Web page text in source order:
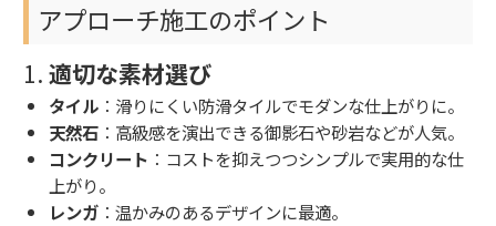
アプローチ施工のポイント
1. 適切な素材選び
タイル ：滑りにくい防滑タイルでモダンな仕上がりに。
天然石 ：高級感を演出できる御影石や砂岩などが人気。
コンクリート ：コストを抑えつつシンプルで実用的な仕
上がり。
レンガ ：温かみのあるデザインに最適。